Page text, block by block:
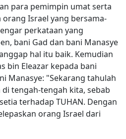
para pemimpin umat serta
Israel yang bersama-
perkataan yang
bani Gad dan bani Manasye
hal itu baik. Kemudian
bin Eleazar kepada bani
Manasye: "Sekarang tahulah
di tengah-tengah kita, sebab
terhadap TUHAN. Dengan
orang Israel dari